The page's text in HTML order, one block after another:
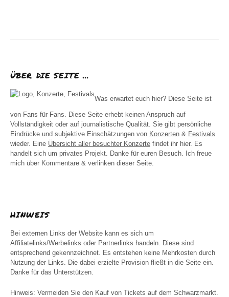
ÜBER DIE SEITE …
Was erwartet euch hier? Diese Seite ist
von Fans für Fans. Diese Seite erhebt keinen Anspruch auf
Vollständigkeit oder auf journalistische Qualität. Sie gibt persönliche
Eindrücke und subjektive Einschätzungen von Konzerten & Festivals
wieder. Eine Übersicht aller besuchter Konzerte findet ihr hier. Es
handelt sich um privates Projekt. Danke für euren Besuch. Ich freue
mich über Kommentare & verlinken dieser Seite.
HINWEIS
Bei externen Links der Website kann es sich um
Affiliatelinks/Werbelinks oder Partnerlinks handeln. Diese sind
entsprechend gekennzeichnet. Es entstehen keine Mehrkosten durch
Nutzung der Links. Die dabei erzielte Provision fließt in die Seite ein.
Danke für das Unterstützen.
Hinweis: Vermeiden Sie den Kauf von Tickets auf dem Schwarzmarkt.